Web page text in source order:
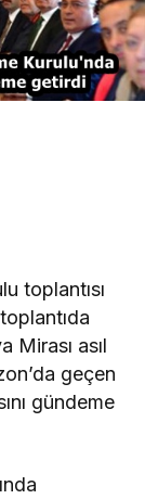
toplantısı
Mirası asıl
geçen
gündeme